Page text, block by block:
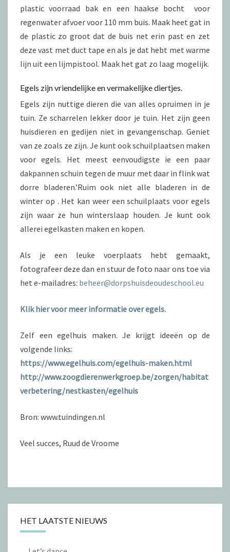
plastic voorraad bak en een haakse bocht voor
regenwater afvoer voor 110 mm buis. Maak heet gat in
de plastic zo groot dat de buis net erin past en zet
deze vast met duct tape en als je dat hebt met warme
lijn uit een lijmpistool. Maak het gat zo laag mogelijk.
Egels zijn vriendelijke en vermakelijke diertjes.
Egels zijn nuttige dieren die van alles opruimen in je
tuin. Ze scharrelen lekker door je tuin. Het zijn geen
huisdieren en gedijen niet in gevangenschap. Geniet
van ze zoals ze zijn. Je kunt ook schuilplaatsen maken
voor egels. Het meest eenvoudigste ie een paar
dakpannen schuin tegen de muur met daar in flink wat
dorre bladeren.’Ruim ook niet alle bladeren in de
winter op . Het kan weer een schuilplaats voor egels
zijn waar ze hun winterslaap houden. Je kunt ook
allerei egelkasten maken en kopen.
Als je een leuke voerplaats hebt gemaakt,
fotografeer deze dan en stuur de foto naar ons toe via
het e-mailadres: beheer@dorpshuisdeoudeschool.eu
Klik hier voor meer informatie over egels.
Zelf een egelhuis maken. Je krijgt ideeën op de
volgende links:
https://www.egelhuis.com/egelhuis-maken.html
http://www.zoogdierenwerkgroep.be/zorgen/habitat
verbetering/nestkasten/egelhuis
Bron: www.tuindingen.nl
Veel succes, Ruud de Vroome
HET LAATSTE NIEUWS